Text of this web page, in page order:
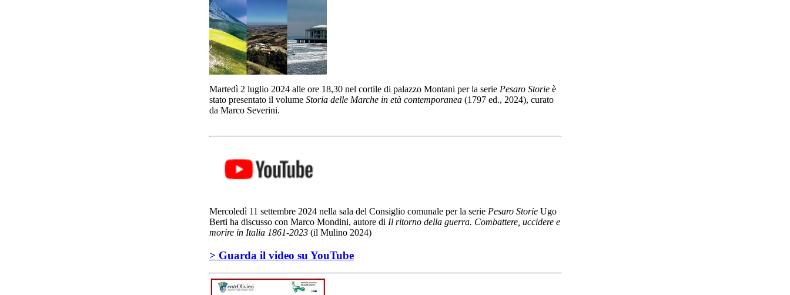
Martedì 2 luglio 2024 alle ore 18,30 nel cortile di palazzo Montani per la serie Pesaro Storie è
stato presentato il volume Storia delle Marche in età contemporanea (1797 ed., 2024), curato
da Marco Severini.
Mercoledì 11 settembre 2024 nella sala del Consiglio comunale per la serie Pesaro Storie Ugo
Berti ha discusso con Marco Mondini, autore di Il ritorno della guerra. Combattere, uccidere e
morire in Italia 1861-2023 (il Mulino 2024)
> Guarda il video su YouTube